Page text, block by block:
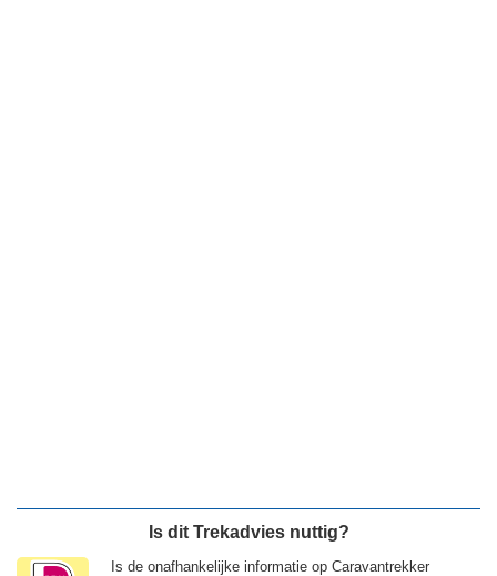
Is dit Trekadvies nuttig?
Is de onafhankelijke informatie op Caravantrekker